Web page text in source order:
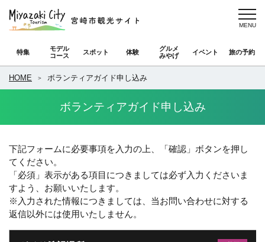
特集
モデル
コース
スポット 体験
グルメ
みやげ
イベント 旅の予約
HOME ボランティアガイド申し込み
ボランティアガイド申し込み
下記フォームに必要事項を入力の上、「確認」ボタンを押し
てください。
「必須」表示がある項目につきましては必ず入力くださいま
すよう、お願いいたします。
※入力された情報につきましては、当お問い合わせに対する
返信以外には使用いたしません。